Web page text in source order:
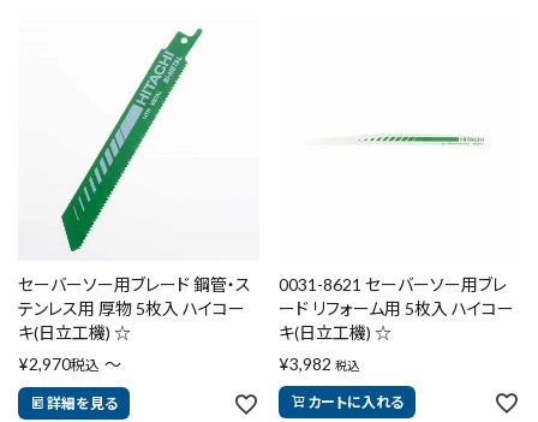
カテゴリーから探す
価格から探す
セーバーソー用ブレード 鋼管・ス
テンレス用 厚物 5枚入 ハイコー
キ(日立工機) ☆
¥2,970税込 〜
詳細を見る
0031-8621 セーバーソー用ブレ
ード リフォーム用 5枚入 ハイコー
キ(日立工機) ☆
¥3,982 税込
カートに入れる